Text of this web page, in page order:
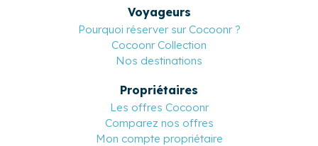
Voyageurs
Pourquoi réserver sur Cocoonr ?
Cocoonr Collection
Nos destinations
Propriétaires
Les offres Cocoonr
Comparez nos offres
Mon compte propriétaire